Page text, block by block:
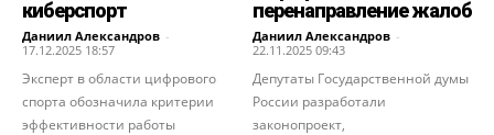
киберспорт
Даниил Александров -
17.12.2025 18:57
Эксперт в области цифрового
спорта обозначила критерии
эффективности работы
перенаправление жалоб
Даниил Александров -
22.11.2025 09:43
Депутаты Государственной думы
России разработали
законопроект,